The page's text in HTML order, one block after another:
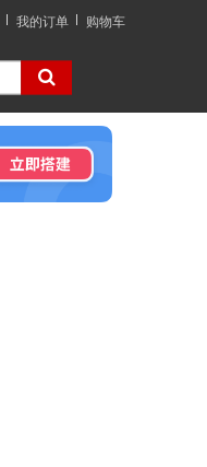
我的订单 购物车